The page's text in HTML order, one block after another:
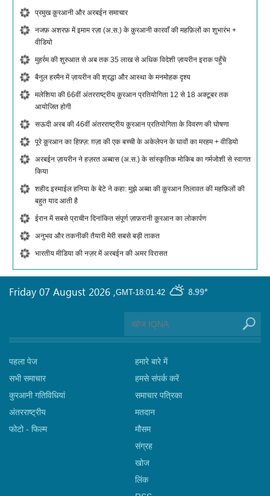
प्रमुख क़ुरआनी और अरबईन समाचार
नजफ़ अशरफ़ में इमाम रज़ा (अ.स.) के क़ुरआनी कारवाँ की महफ़िलों का शुभारंभ +
वीडियो
मुहर्रम की शुरुआत से अब तक 35 लाख से अधिक विदेशी ज़ायरीन इराक पहुँचे
बैनुल हरमैन में ज़ायरीन की श्रद्धा और आस्था के मनमोहक दृश्य
मलेशिया की 66वीं अंतरराष्ट्रीय क़ुरआन प्रतियोगिता 12 से 18 अक्टूबर तक
आयोजित होगी
सऊदी अरब की 46वीं अंतरराष्ट्रीय क़ुरआन प्रतियोगिता के विवरण की घोषणा
पूरे क़ुरआन का हिफ़्ज़: ग़ज़ा की एक बच्ची के अकेलेपन के घावों का मरहम + वीडियो
अरबईन ज़ायरीन ने हज़रत अब्बास (अ.स.) के सांस्कृतिक मोकिब का गर्मजोशी से स्वागत
किया
शहीद इस्माईल हनिया के बेटे ने कहा: मुझे अब्बा की क़ुरआन तिलावत की महफ़िलों की
बहुत याद आती है
ईरान में सबसे प्राचीन दिनांकित संपूर्ण ज़ाफ़रानी क़ुरआन का लोकार्पण
अनुभव और तकनीकी तैयारी मेरी सबसे बड़ी ताकत
भारतीय मीडिया की नज़र में अरबईन की अमर विरासत
GMT-18:01:42 8.99°
Friday 07 August 2026 ,
पहला पेज
सभी समाचार
कुरआनी गतिविधियां
अंतरराष्ट्रीय
फोटो - फिल्म
हमारे बारे में
हमसे संपर्क करें
समाचार पत्रिका
मतदान
मौसम
संग्रह
खोज
लिंक